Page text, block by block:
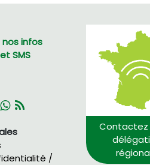
Contactez
nos infos
SMS
/